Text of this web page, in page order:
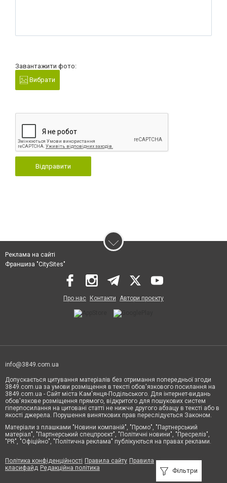
Завантажити фото:
Вибрати
Відправити
Фільтри
Реклама на сайті
Франшиза "CitySites"
Про нас Контакти Автори проєкту
info@3849.com.ua
Допускається цитування матеріалів без отримання попередньої згоди
3849.com.ua за умови розміщення в тексті обов'язкового посилання на
3849.com.ua - Сайт міста Кам'янця-Подільського. Для інтернет-видань
обов'язкове розміщення прямого, відкритого для пошукових систем
гіперпосилання на цитовані статті не нижче другого абзацу в тексті або в
якості джерела. Порушення виняткових прав переслідується Законом.
Матеріали з плашками "Новини компаній", "Промо", "Партнерський
матеріал", "Партнерський спецпроєкт", "Політичні новини", "Пресреліз",
"PR", "Офіційно", "Політична реклама" публікуються на правах реклами.
Політика конфіденційності Правила сайту Правила
класифайд Редакційна політика